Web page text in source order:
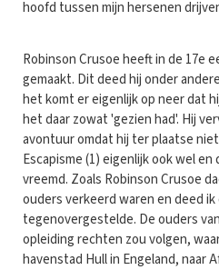
hoofd tussen mijn hersenen
Robinson Crusoe heeft in de 17e
gemaakt. Dit deed hij onder
het komt er eigenlijk op neer dat
het daar zowat 'gezien had'. Hij
avontuur omdat hij ter plaatse
Escapisme (1) eigenlijk ook wel
vreemd. Zoals Robinson Crusoe
ouders verkeerd waren en deed
tegenovergestelde. De ouders
opleiding rechten zou volgen,
havenstad Hull in Engeland, naar